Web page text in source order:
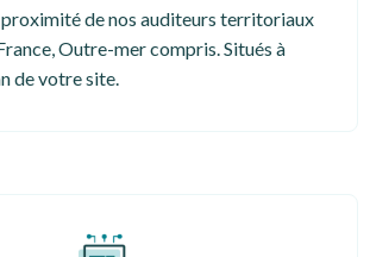
de nos auditeurs territoriaux
Outre-mer compris. Situés à
de votre site.